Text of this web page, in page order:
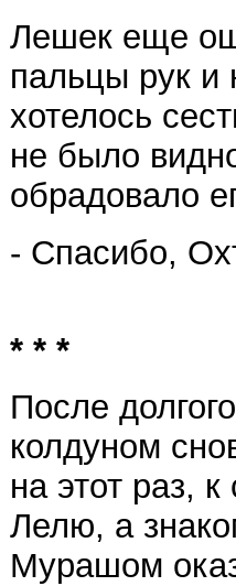
Лешек еще
пальцы рук и
хотелось
не было
обрадовало
- Спасибо,
* * *
После
колдуном
на этот раз,
Лелю, а
Мурашом